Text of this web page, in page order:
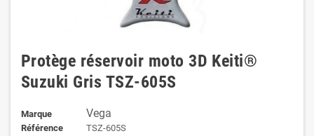
Protège réservoir moto 3D Keiti®
Suzuki Gris TSZ-605S
Marque Vega
Référence
TSZ-605S